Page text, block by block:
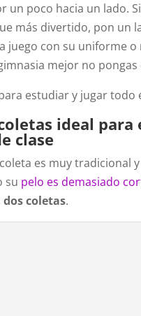
un poco hacia un lado.
más divertido, pon un
juego con su uniforme o
mejor no pongas
estudiar y jugar todo
ideal
clase
es muy tradicional
su pelo es demasiado
dos coletas.